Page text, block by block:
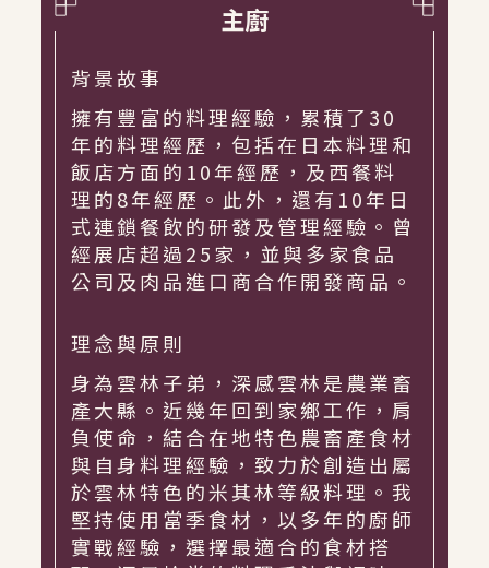
主廚
背景故事
擁有豐富的料理經驗，累積了30
年的料理經歷，包括在日本料理和
飯店方面的10年經歷，及西餐料
理的8年經歷。此外，還有10年日
式連鎖餐飲的研發及管理經驗。曾
經展店超過25家，並與多家食品
公司及肉品進口商合作開發商品。
理念與原則
身為雲林子弟，深感雲林是農業畜
產大縣。近幾年回到家鄉工作，肩
負使命，結合在地特色農畜產食材
與自身料理經驗，致力於創造出屬
於雲林特色的米其林等級料理。我
堅持使用當季食材，以多年的廚師
實戰經驗，選擇最適合的食材搭